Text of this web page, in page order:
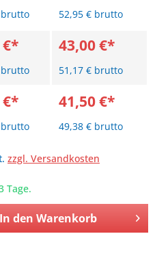
brutto 52,95 € brutto
€*
brutto
43,00 €*
51,17 € brutto
€*
brutto
41,50 €*
49,38 € brutto
zzgl. Versandkosten
Tage.
In den Warenkorb